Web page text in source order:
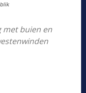
met buien en